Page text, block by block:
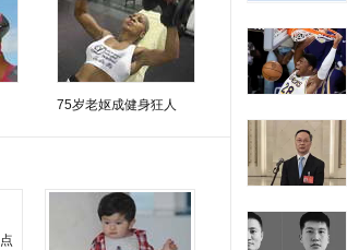
75岁老妪成健身狂人